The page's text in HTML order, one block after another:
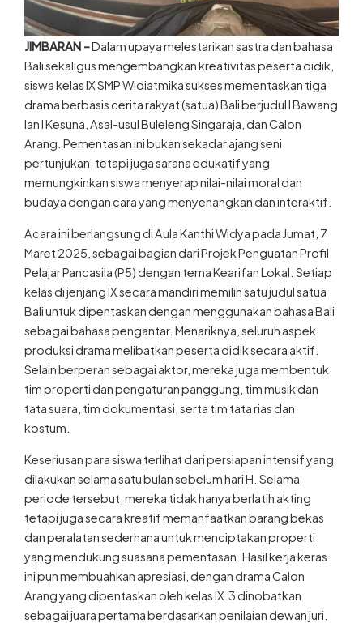
JIMBARAN –Dalam upaya melestarikan sastra dan bahasa
Bali sekaligus mengembangkan kreativitas peserta didik,
siswa kelas IX SMP Widiatmika sukses mementaskan tiga
drama berbasis cerita rakyat (satua) Bali berjudul I Bawang
lan I Kesuna, Asal-usul Buleleng Singaraja, dan Calon
Arang. Pementasan ini bukan sekadar ajang seni
pertunjukan, tetapi juga sarana edukatif yang
memungkinkan siswa menyerap nilai-nilai moral dan
budaya dengan cara yang menyenangkan dan interaktif.
Acara ini berlangsung di Aula Kanthi Widya pada Jumat, 7
Maret 2025, sebagai bagian dari Projek Penguatan Profil
Pelajar Pancasila (P5) dengan tema Kearifan Lokal. Setiap
kelas di jenjang IX secara mandiri memilih satu judul satua
Bali untuk dipentaskan dengan menggunakan bahasa Bali
sebagai bahasa pengantar. Menariknya, seluruh aspek
produksi drama melibatkan peserta didik secara aktif.
Selain berperan sebagai aktor, mereka juga membentuk
tim properti dan pengaturan panggung, tim musik dan
tata suara, tim dokumentasi, serta tim tata rias dan
kostum.
Keseriusan para siswa terlihat dari persiapan intensif yang
dilakukan selama satu bulan sebelum hari H. Selama
periode tersebut, mereka tidak hanya berlatih akting
tetapi juga secara kreatif memanfaatkan barang bekas
dan peralatan sederhana untuk menciptakan properti
yang mendukung suasana pementasan. Hasil kerja keras
ini pun membuahkan apresiasi, dengan drama Calon
Arang yang dipentaskan oleh kelas IX.3 dinobatkan
sebagai juara pertama berdasarkan penilaian dewan juri.